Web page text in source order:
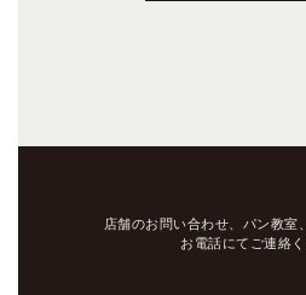
店舗のお問い合わせ、パン教室
お電話にてご連絡く